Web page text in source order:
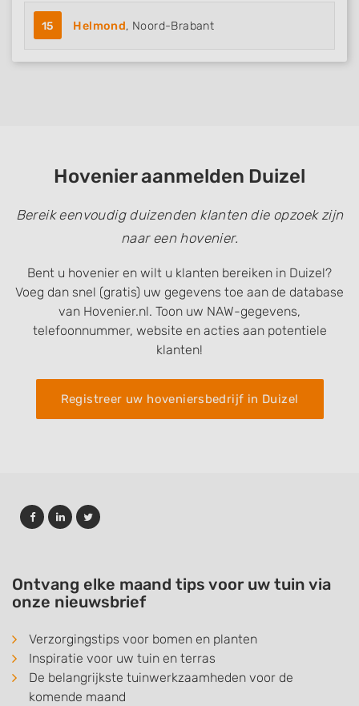
15 Helmond, Noord-Brabant
Hovenier aanmelden Duizel
Bereik eenvoudig duizenden klanten die opzoek zijn
naar een hovenier.
Bent u hovenier en wilt u klanten bereiken in Duizel?
Voeg dan snel (gratis) uw gegevens toe aan de database
van Hovenier.nl. Toon uw NAW-gegevens,
telefoonnummer, website en acties aan potentiele
klanten!
Registreer uw hoveniersbedrijf in Duizel
Ontvang elke maand tips voor uw tuin via
onze nieuwsbrief
Verzorgingstips voor bomen en planten
Inspiratie voor uw tuin en terras
De belangrijkste tuinwerkzaamheden voor de
komende maand